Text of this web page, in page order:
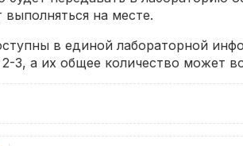
на месте.
в единой лабораторной
3, а их общее количество может